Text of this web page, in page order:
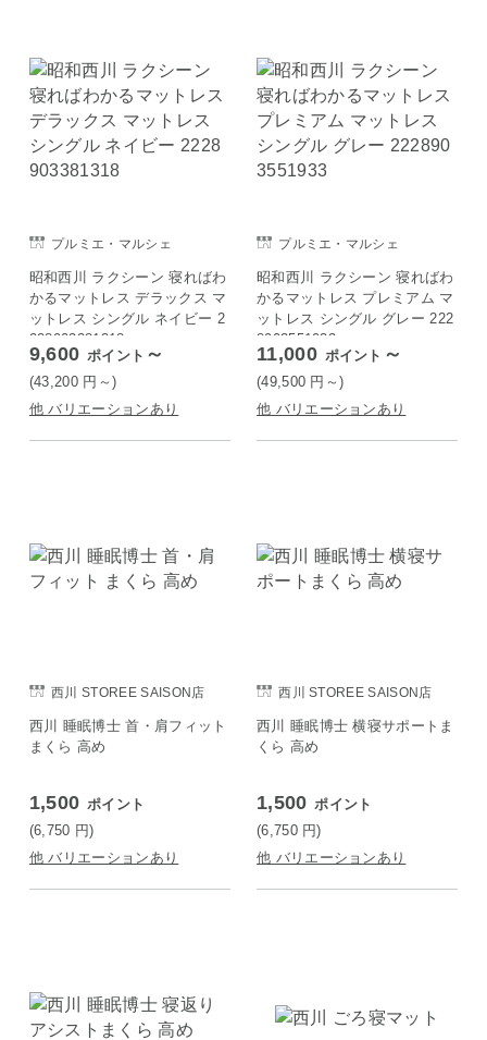
プルミエ・マルシェ
昭和西川 ラクシーン 寝ればわ
かるマットレス デラックス マ
ットレス シングル ネイビー 2
228903381318
9,600 ポイント ～
(43,200 円 ～)
他 バリエーションあり
プルミエ・マルシェ
昭和西川 ラクシーン 寝ればわ
かるマットレス プレミアム マ
ットレス シングル グレー 222
8903551933
11,000 ポイント ～
(49,500 円 ～)
他 バリエーションあり
西川 STOREE SAISON店
西川 睡眠博士 首・肩フィット
まくら 高め
1,500 ポイント
(6,750 円)
他 バリエーションあり
西川 STOREE SAISON店
西川 睡眠博士 横寝サポートま
くら 高め
1,500 ポイント
(6,750 円)
他 バリエーションあり